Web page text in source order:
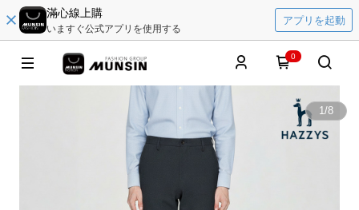
滿心線上購
いますぐ公式アプリを使用する
アプリを起動
0
1/8